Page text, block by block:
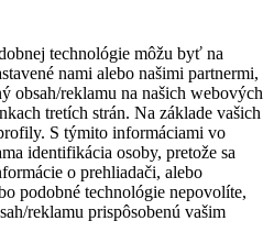
technológie môžu byť na
nami alebo našimi partnermi,
obsah/reklamu na našich webových
tretích strán. Na základe vašich
S týmito informáciami vo
identifikácia osoby, pretože sa
o prehliadači, alebo
podobné technológie nepovolíte,
reklamu prispôsobenú vašim